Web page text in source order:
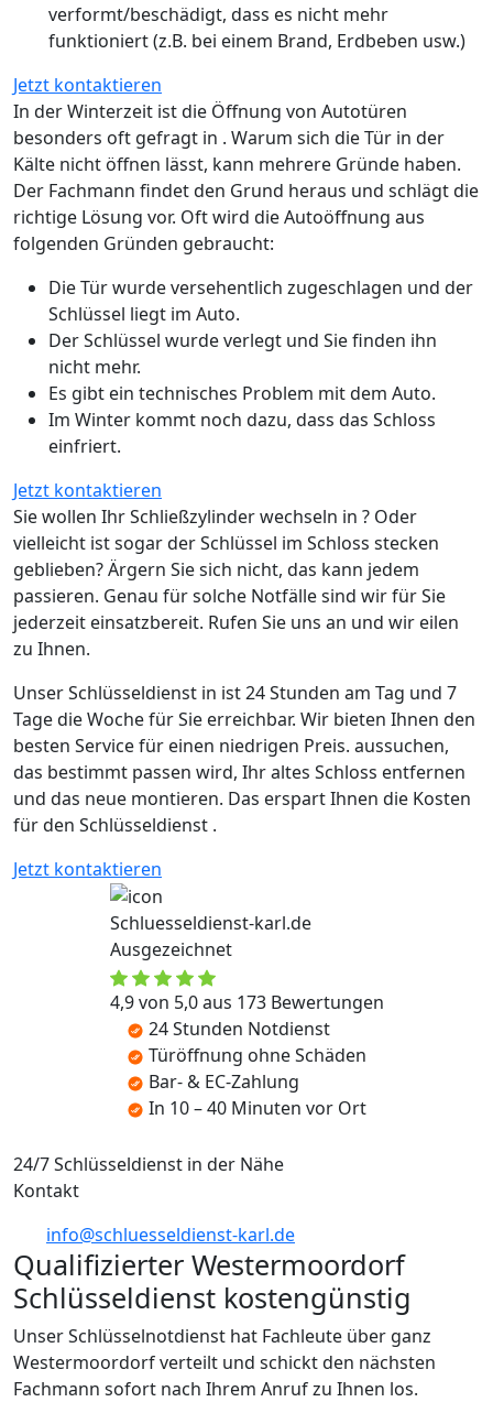
verformt/beschädigt, dass es nicht mehr
funktioniert (z.B. bei einem Brand, Erdbeben usw.)
Jetzt kontaktieren
In der Winterzeit ist die Öffnung von Autotüren
besonders oft gefragt in . Warum sich die Tür in der
Kälte nicht öffnen lässt, kann mehrere Gründe haben.
Der Fachmann findet den Grund heraus und schlägt die
richtige Lösung vor. Oft wird die Autoöffnung aus
folgenden Gründen gebraucht:
Die Tür wurde versehentlich zugeschlagen und der
Schlüssel liegt im Auto.
Der Schlüssel wurde verlegt und Sie finden ihn
nicht mehr.
Es gibt ein technisches Problem mit dem Auto.
Im Winter kommt noch dazu, dass das Schloss
einfriert.
Jetzt kontaktieren
Sie wollen Ihr Schließzylinder wechseln in ? Oder
vielleicht ist sogar der Schlüssel im Schloss stecken
geblieben? Ärgern Sie sich nicht, das kann jedem
passieren. Genau für solche Notfälle sind wir für Sie
jederzeit einsatzbereit. Rufen Sie uns an und wir eilen
zu Ihnen.
Unser Schlüsseldienst in ist 24 Stunden am Tag und 7
Tage die Woche für Sie erreichbar. Wir bieten Ihnen den
besten Service für einen niedrigen Preis. aussuchen,
das bestimmt passen wird, Ihr altes Schloss entfernen
und das neue montieren. Das erspart Ihnen die Kosten
für den Schlüsseldienst .
Jetzt kontaktieren
Schluesseldienst-karl.de
Ausgezeichnet
4,9 von 5,0 aus 173 Bewertungen
24 Stunden Notdienst
Türöffnung ohne Schäden
Bar- & EC-Zahlung
In 10 – 40 Minuten vor Ort
24/7 Schlüsseldienst in der Nähe
Kontakt
info@schluesseldienst-karl.de
Qualifizierter Westermoordorf
Schlüsseldienst kostengünstig
Unser Schlüsselnotdienst hat Fachleute über ganz
Westermoordorf verteilt und schickt den nächsten
Fachmann sofort nach Ihrem Anruf zu Ihnen los.